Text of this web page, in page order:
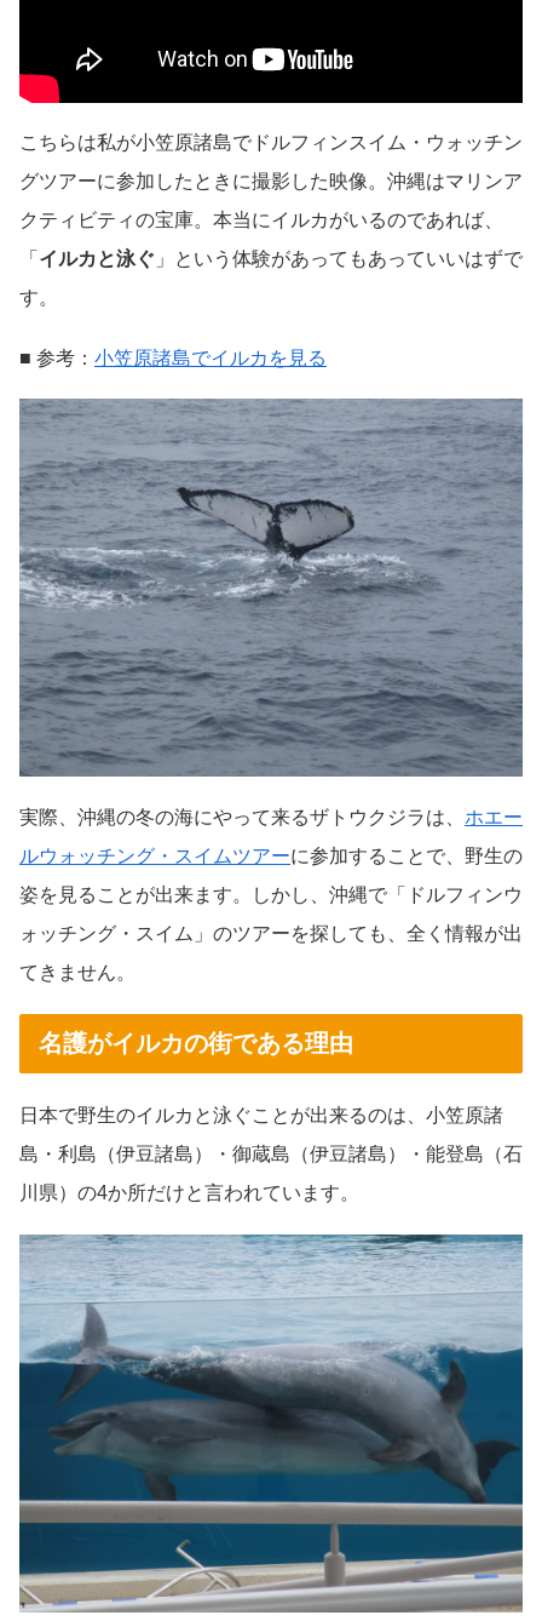
こちらは私が小笠原諸島でドルフィンスイム・ウォッチン
グツアーに参加したときに撮影した映像。沖縄はマリンア
クティビティの宝庫。本当にイルカがいるのであれば、
「 イルカと泳ぐ 」という体験があってもあっていいはずで
す。
■ 参考： 小笠原諸島でイルカを見る
実際、沖縄の冬の海にやって来るザトウクジラは、 ホエー
ルウォッチング・スイムツアーに参加することで、野生の
姿を見ることが出来ます。しかし、沖縄で「ドルフィンウ
ォッチング・スイム」のツアーを探しても、全く情報が出
てきません。
名護がイルカの街である理由
日本で野生のイルカと泳ぐことが出来るのは、小笠原諸
島・利島（伊豆諸島）・御蔵島（伊豆諸島）・能登島（石
川県）の4か所だけと言われています。